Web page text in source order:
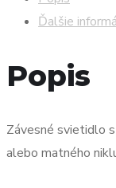
matný
GU10
Ďalšie
Popis
Závesné svietidlo
alebo matného